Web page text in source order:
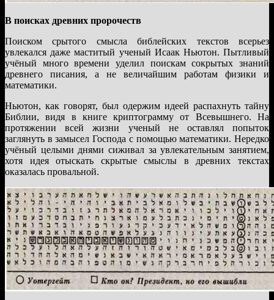
В поисках древних пророчеств
Поиском срытого смысла библейских текстов всерьез
увлекался даже маститый ученый Исаак Ньютон. Пытливый
учёный много времени уделил поискам сокрытых знаний
древнего писания, а не величайшим работам физики и
математики.
Ньютон, как говорят, был одержим идеей распахнуть тайну
Библии, видя в книге криптограмму от Всевышнего. На
протяжении всей жизни ученый не оставлял попыток
заглянуть в замысел Господа с помощью математики. Нередко
учёный целыми днями сиживал за увлекательным занятием,
хотя идея отыскать скрытые смыслы в древних текстах
оказалась провальной.